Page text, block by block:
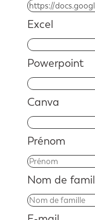
Excel
Powerpoint
Canva
Prénom
Nom de